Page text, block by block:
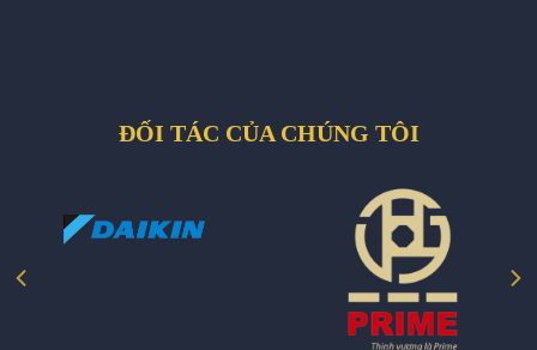
ĐỐI TÁC CỦA CHÚNG TÔI